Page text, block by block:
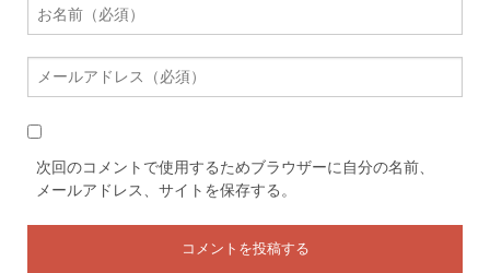
次回のコメントで使用するためブラウザーに自分の名前、
メールアドレス、サイトを保存する。